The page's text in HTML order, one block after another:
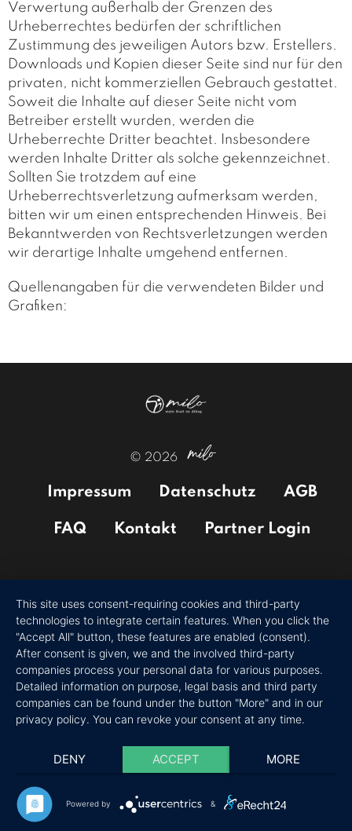
Verwertung außerhalb der Grenzen des
Urheberrechtes bedürfen der schriftlichen
Zustimmung des jeweiligen Autors bzw. Erstellers.
Downloads und Kopien dieser Seite sind nur für den
privaten, nicht kommerziellen Gebrauch gestattet.
Soweit die Inhalte auf dieser Seite nicht vom
Betreiber erstellt wurden, werden die
Urheberrechte Dritter beachtet. Insbesondere
werden Inhalte Dritter als solche gekennzeichnet.
Sollten Sie trotzdem auf eine
Urheberrechtsverletzung aufmerksam werden,
bitten wir um einen entsprechenden Hinweis. Bei
Bekanntwerden von Rechtsverletzungen werden
wir derartige Inhalte umgehend entfernen.
Quellenangaben für die verwendeten Bilder und
Grafiken:
© 2026 milo
Impressum Datenschutz AGB
FAQ Kontakt Partner Login
This site uses consent-requiring cookies and third-party
technologies to integrate certain features. When you click the
"Accept All" button, these features are enabled (consent).
After consent is given, we and the involved third-party
companies process your personal data for various purposes.
Detailed information on purpose, legal basis and third party
companies can be found under the button "More" and in our
privacy policy. You can revoke your consent at any time.
DENY ACCEPT MORE
Powered by &